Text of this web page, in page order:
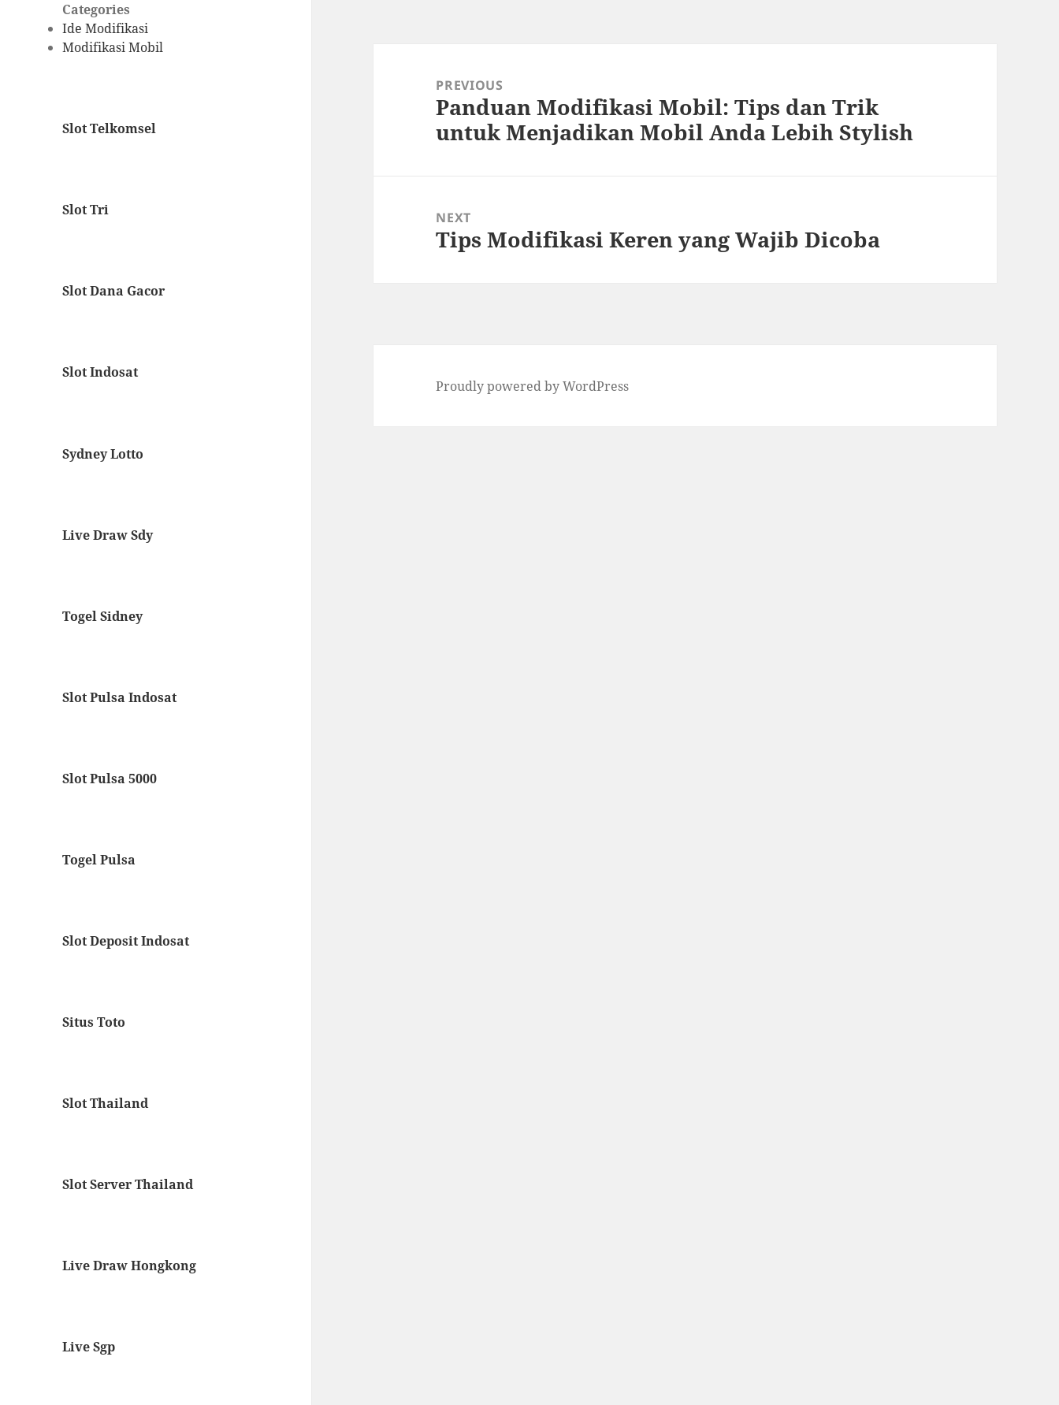
Categories
Ide Modifikasi
Modifikasi Mobil
Slot Telkomsel
Slot Tri
Slot Dana Gacor
Slot Indosat
Sydney Lotto
Live Draw Sdy
Togel Sidney
Slot Pulsa Indosat
Slot Pulsa 5000
Togel Pulsa
Slot Deposit Indosat
Situs Toto
Slot Thailand
Slot Server Thailand
Live Draw Hongkong
Live Sgp
navigationPREVIOUS
Previous
post:
Panduan Modifikasi Mobil: Tips dan Trik
untuk Menjadikan Mobil Anda Lebih Stylish
NEXT
Next
Tips Modifikasi Keren yang Wajib Dicoba
Proudly powered by WordPress